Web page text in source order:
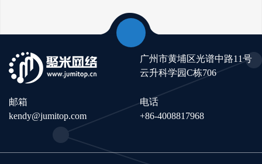
广州市黄埔区光谱中路11号
云升科学园C栋706
邮箱
kendy@jumitop.com
电话
+86-4008817968